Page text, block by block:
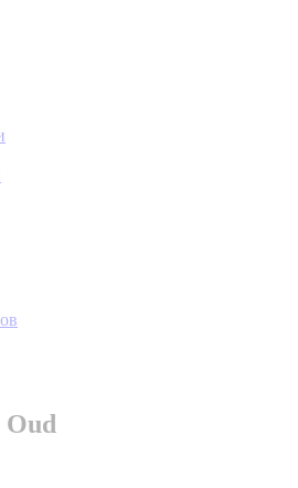
Oud